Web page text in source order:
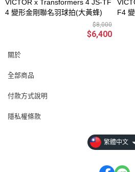
VICTOR x Transformers 4 JS-TF
4 變形金剛聯名羽球拍(大黃蜂)
$8,000
$6,400
F4
關於
全部商品
付款方式說明
隱私權條款
繁體中文